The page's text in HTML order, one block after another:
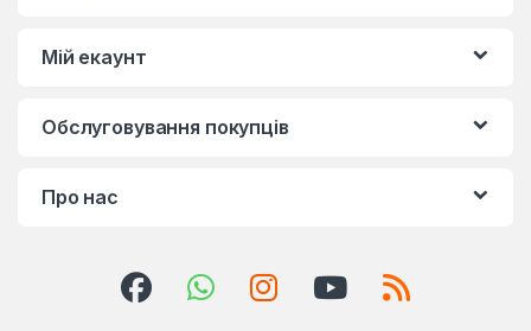
Мій екаунт
Обслуговування покупців
Про нас